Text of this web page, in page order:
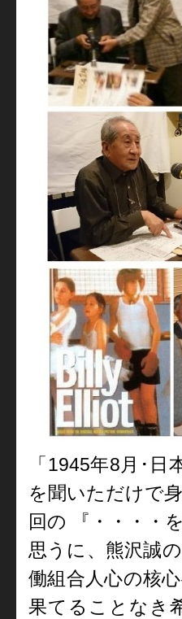
「1945年8月･
を聞いただけで
回の 『・・・・
思うに、熊沢誠
働組合人心の核
果てることなき